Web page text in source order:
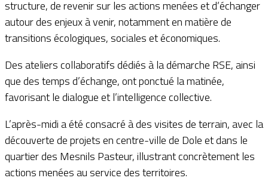
structure, de revenir sur les actions menées et d’échanger
autour des enjeux à venir, notamment en matière de
transitions écologiques, sociales et économiques.
Des ateliers collaboratifs dédiés à la démarche RSE, ainsi
que des temps d’échange, ont ponctué la matinée,
favorisant le dialogue et l’intelligence collective.
L’après-midi a été consacré à des visites de terrain, avec la
découverte de projets en centre-ville de Dole et dans le
quartier des Mesnils Pasteur, illustrant concrètement les
actions menées au service des territoires.